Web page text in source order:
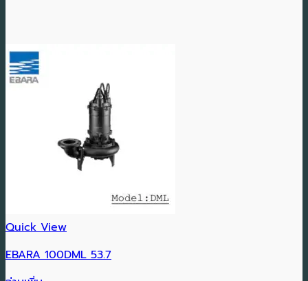
Quick View
EBARA 100DML 53.7